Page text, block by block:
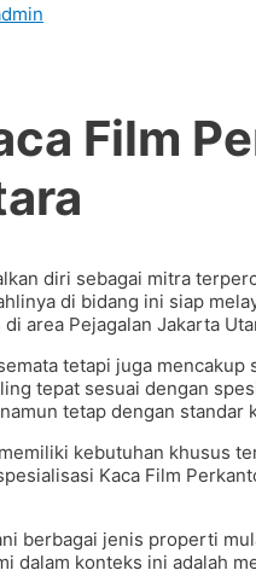
Film
diri sebagai mitra
di bidang ini siap
area Pejagalan Jakarta
tetapi juga
tepat sesuai dengan
tetap dengan standar
kebutuhan khusus
Kaca Film
berbagai jenis properti
dalam konteks ini adalah